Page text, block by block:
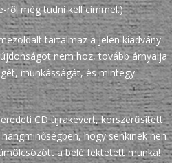
ről még tudni kell címmel.)
tartalmaz a jelen kiadvány.
nem hoz, tovább árnyalja,
munkásságát, és mintegy
CD újrakevert, korszerűsített
hogy senkinek nem
a belé fektetett munka!